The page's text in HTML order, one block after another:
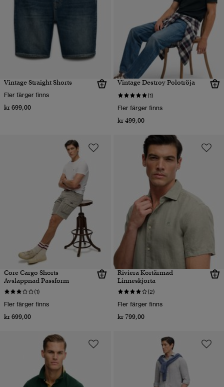
Vintage Straight Shorts
Fler färger finns
kr 699,00
Vintage Destroy Polotröja
(1)
Fler färger finns
kr 499,00
Core Cargo Shorts
Avslappnad Passform
(1)
Fler färger finns
kr 699,00
Riviera Kortärmad
Linneskjorta
(2)
Fler färger finns
kr 799,00